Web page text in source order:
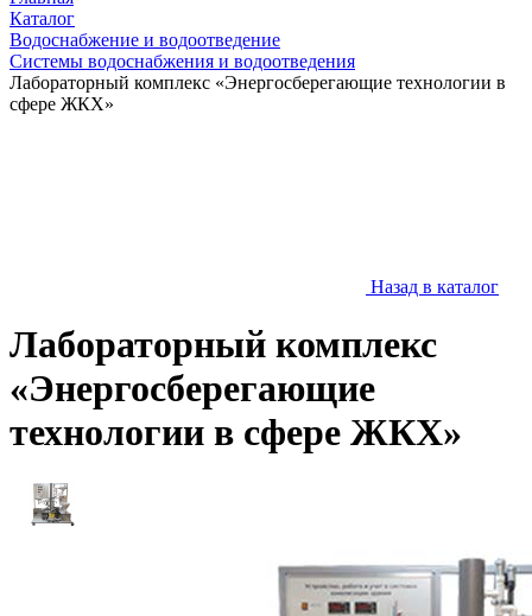
Каталог
Водоснабжение и водоотведение
Системы водоснабжения и водоотведения
Лабораторный комплекс «Энергосберегающие технологии в
сфере ЖКХ»
Назад в каталог
Лабораторный комплекс
«Энергосберегающие
технологии в сфере ЖКХ»